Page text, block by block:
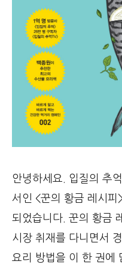
안녕하세요. 입질의 추
서인 <꾼의 황금 레시
되었습니다. 꾼의 황금
시장 취재를 다니면서
요리 방법을 이 한 권에